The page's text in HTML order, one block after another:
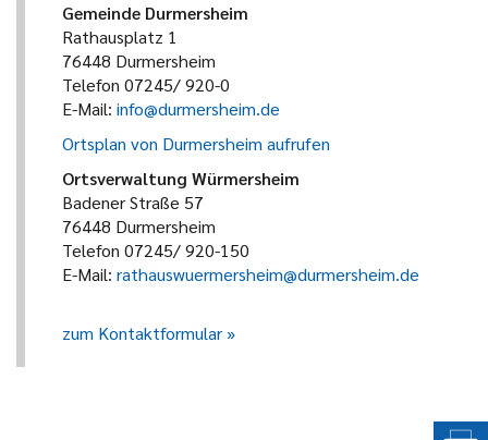
Gemeinde Durmersheim
Rathausplatz 1
76448 Durmersheim
Telefon 07245/ 920-0
E-Mail: info@durmersheim.de
Ortsplan von Durmersheim aufrufen
Ortsverwaltung Würmersheim
Badener Straße 57
76448 Durmersheim
Telefon 07245/ 920-150
E-Mail: rathauswuermersheim@durmersheim.de
zum Kontaktformular